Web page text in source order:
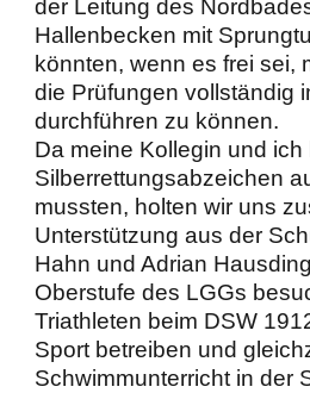
der Leitung des
Hallenbecken mit
könnten, wenn es frei sei,
die Prüfungen vollständig
durchführen zu können.
Da meine Kollegin und
Silberrettungsabzeichen
mussten, holten wir uns
Unterstützung aus der
Hahn und Adrian
Oberstufe des LGGs
Triathleten beim DSW
Sport betreiben und
Schwimmunterricht in der